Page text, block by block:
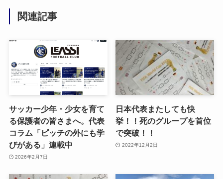
関連記事
サッカー少年・少女を育て
る保護者の皆さまへ。代表
コラム「ピッチの外にも学
びがある」連載中
2026年2月7日
日本代表またしても快
挙！！死のグループを首位
で突破！！
2022年12月2日